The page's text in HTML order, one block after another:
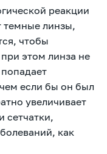
реакции
темные линзы,
чтобы
этом линза не
попадает
если бы он был
увеличивает
сетчатки,
как